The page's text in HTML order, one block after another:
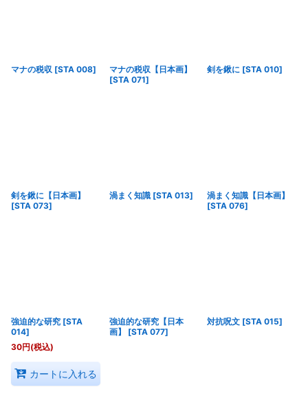
マナの税収 [STA 008]
マナの税収【日本画】
[STA 071]
剣を鍬に [STA 010]
剣を鍬に【日本画】
[STA 073]
渦まく知識 [STA 013]
渦まく知識【日本画】
[STA 076]
強迫的な研究 [STA
014]
30円(税込)
カートに入れる
強迫的な研究【日本
画】
[STA 077]
対抗呪文 [STA 015]